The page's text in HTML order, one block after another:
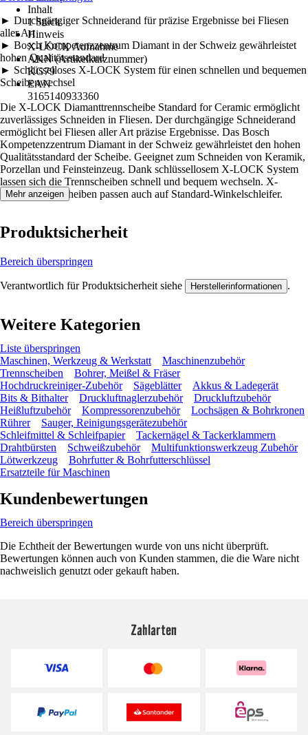
Inhalt
1 Stück
Hinweis
X-LOCK Aufnahme
AKN (Artikelkurznummer)
KG79
EAN
3165140933360
► Durchgängiger Schneiderand für präzise Ergebnisse bei Fliesen
aller Art
► Bosch Kompetenzzentrum Diamant in der Schweiz gewährleistet
hohen Qualitätsstandard
► Schlüsselloses X-LOCK System für einen schnellen und bequemen
Scheibenwechsel
Die X-LOCK Diamanttrennscheibe Standard for Ceramic ermöglicht
zuverlässiges Schneiden in Fliesen. Der durchgängige Schneiderand
ermöglicht bei Fliesen aller Art präzise Ergebnisse. Das Bosch
Kompetenzzentrum Diamant in der Schweiz gewährleistet den hohen
Qualitätsstandard der Scheibe. Geeignet zum Schneiden von Keramik,
Porzellan und Feinsteinzeug. Dank schlüssellosem X-LOCK System
lassen sich die Trennscheiben schnell und bequem wechseln. X-
LOCK Trennscheiben passen auch auf Standard-Winkelschleifer.
Mehr anzeigen
Produktsicherheit
Bereich überspringen
Verantwortlich für Produktsicherheit siehe Herstellerinformationen .
Weitere Kategorien
Liste überspringen
Maschinen, Werkzeug & Werkstatt
Maschinenzubehör
Trennscheiben
Bohrer, Meißel & Fräser
Hochdruckreiniger-Zubehör
Sägeblätter
Akkus & Ladegerät
Bits & Bithalter
Druckluftnaglerzubehör
Druckluftzubehör
Heißluftzubehör
Kompressorenzubehör
Lochsägen & Bohrkronen
Rührer
Sauger, Reinigungsgerätezubehör
Schleifmittel & Schleifpapier
Tackernägel & Tackerklammern
Drahtbürsten
Schweißzubehör
Multifunktionswerkzeug Zubehör
Lötwerkzeug
Bohrfutter & Bohrfutterschlüssel
Ersatzteile für Maschinen
Kundenbewertungen
Bereich überspringen
Die Echtheit der Bewertungen wurde von uns nicht überprüft.
Bewertungen können auch von Kunden stammen, die die Ware nicht
nachweislich genutzt oder gekauft haben.
Zahlarten